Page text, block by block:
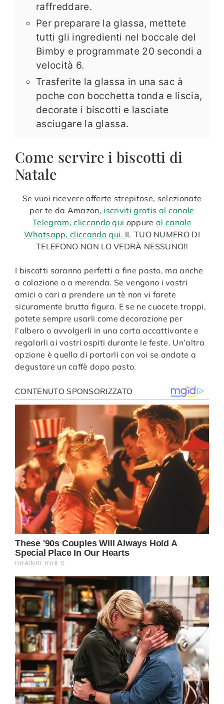
raffreddare.
Per preparare la glassa, mettete
tutti gli ingredienti nel boccale del
Bimby e programmate 20 secondi a
velocità 6.
Trasferite la glassa in una sac à
poche con bocchetta tonda e liscia,
decorate i biscotti e lasciate
asciugare la glassa.
Come servire i biscotti di
Natale
Se vuoi ricevere offerte strepitose, selezionate
per te da Amazon, iscriviti gratis al canale
Telegram, cliccando qui oppureal canale
Whatsapp, cliccando qui. IL TUO NUMERO DI
TELEFONO NON LO VEDRÀ NESSUNO!!
I biscotti saranno perfetti a fine pasto, ma anche
a colazione o a merenda. Se vengono i vostri
amici o cari a prendere un tè non vi farete
sicuramente brutta figura. E se ne cuocete troppi,
potete sempre usarli come decorazione per
l’albero o avvolgerli in una carta accattivante e
regalarli ai vostri ospiti durante le feste. Un’altra
opzione è quella di portarli con voi se andate a
degustare un caffè dopo pasto.